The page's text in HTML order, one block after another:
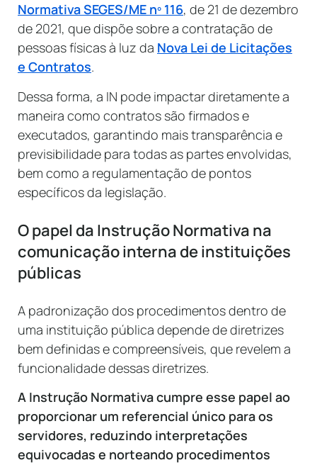
Normativa SEGES/ME nº 116, de 21 de dezembro
de 2021, que dispõe sobre a contratação de
pessoas físicas à luz da Nova Lei de Licitações
e Contratos.
Dessa forma, a IN pode impactar diretamente a
maneira como contratos são firmados e
executados, garantindo mais transparência e
previsibilidade para todas as partes envolvidas,
bem como a regulamentação de pontos
específicos da legislação.
O papel da Instrução Normativa na
comunicação interna de instituições
públicas
A padronização dos procedimentos dentro de
uma instituição pública depende de diretrizes
bem definidas e compreensíveis, que revelem a
funcionalidade dessas diretrizes.
A Instrução Normativa cumpre esse papel ao
proporcionar um referencial único para os
servidores, reduzindo interpretações
equivocadas e norteando procedimentos